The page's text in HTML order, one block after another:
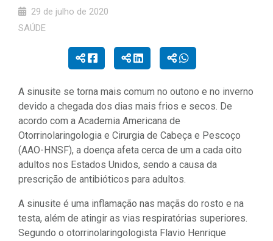
29 de julho de 2020
SAÚDE
A sinusite se torna mais comum no outono e no inverno
devido a chegada dos dias mais frios e secos. De
acordo com a Academia Americana de
Otorrinolaringologia e Cirurgia de Cabeça e Pescoço
(AAO-HNSF), a doença afeta cerca de um a cada oito
adultos nos Estados Unidos, sendo a causa da
prescrição de antibióticos para adultos.
A sinusite é uma inflamação nas maçãs do rosto e na
testa, além de atingir as vias respiratórias superiores.
Segundo o otorrinolaringologista Flavio Henrique